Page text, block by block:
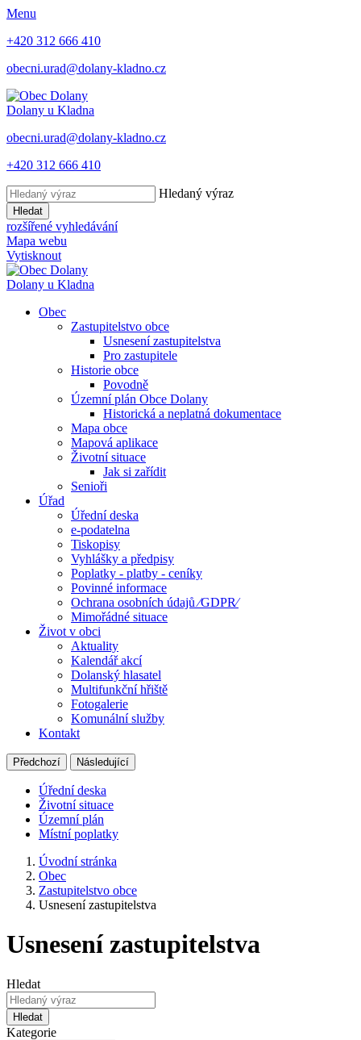
Menu
+420 312 666 410
obecni.urad@dolany-kladno.cz
Dolany u Kladna
obecni.urad@dolany-kladno.cz
+420 312 666 410
Hledaný výraz
Hledat
rozšířené vyhledávání
Mapa webu
Vytisknout
Dolany u Kladna
Obec
Zastupitelstvo obce
Usnesení zastupitelstva
Pro zastupitele
Historie obce
Povodně
Územní plán Obce Dolany
Historická a neplatná dokumentace
Mapa obce
Mapová aplikace
Životní situace
Jak si zařídit
Senioři
Úřad
Úřední deska
e-podatelna
Tiskopisy
Vyhlášky a předpisy
Poplatky - platby - ceníky
Povinné informace
Ochrana osobních údajů ⁄GDPR⁄
Mimořádné situace
Život v obci
Aktuality
Kalendář akcí
Dolanský hlasatel
Multifunkční hřiště
Fotogalerie
Komunální služby
Kontakt
Předchozí Následující
Úřední deska
Životní situace
Územní plán
Místní poplatky
Úvodní stránka
Obec
Zastupitelstvo obce
Usnesení zastupitelstva
Usnesení zastupitelstva
Hledat
Hledat
Kategorie